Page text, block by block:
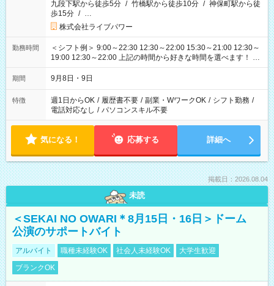
九段下駅から徒歩5分 / 竹橋駅から徒歩10分 / 神保町駅から徒
歩15分 / …
株式会社ライブパワー
勤務時間
＜シフト例＞ 9:00～22:30 12:30～22:00 15:30～21:00 12:30～
19:00 12:30～22:00 上記の時間から好きな時間を選べます！ ※
時間は変更となる可能性があります
期間 9月8日・9日
特徴 週1日からOK / 履歴書不要 / 副業・WワークOK / シフト勤務 /
電話対応なし / パソコンスキル不要
気になる！ 応募する 詳細へ
掲載日：2026.08.04
未読
＜SEKAI NO OWARI＊8月15日・16日＞ドーム
公演のサポートバイト
アルバイト 職種未経験OK 社会人未経験OK
大学生歓迎
ブランクOK